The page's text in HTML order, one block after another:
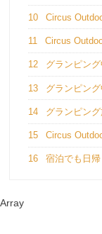
10 Circus
11 Circus
12 グランピン
13 グランピン
14 グランピン
15 Circus
16 宿泊でも日
Array